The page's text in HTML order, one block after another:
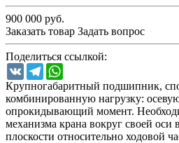
900 000 руб.
Заказать товар Задать вопрос
Поделиться ссылкой:
VK Telegram
Крупногабаритный подшипник,
комбинированную нагрузку:
опрокидывающий момент.
механизма крана вокруг своей оси
плоскости относительно ходовой